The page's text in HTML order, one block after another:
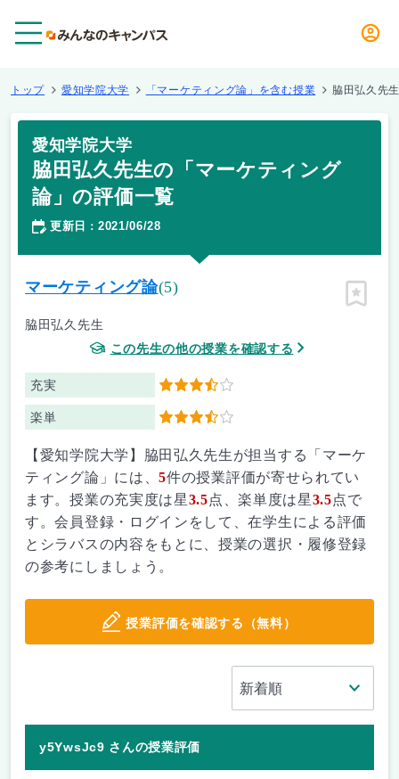
トップ 愛知学院大学 「マーケティング論」を含む授業 脇田弘久先
愛知学院大学
脇田弘久先生の「マーケティング
論」の評価一覧
更新日 ： 2021/06/28
マーケティング論(5)
脇田弘久先生
この先生の他の授業を確認する
充実 3.5
楽単 3.5
ピン留
【愛知学院大学】脇田弘久先生が担当する「マーケ
ティング論」には、5件の授業評価が寄せられてい
ます。授業の充実度は星3.5点、楽単度は星3.5点で
す。会員登録・ログインをして、在学生による評価
とシラバスの内容をもとに、授業の選択・履修登録
の参考にしましょう。
授業評価を確認する（無料）
y5YwsJc9 さんの授業評価